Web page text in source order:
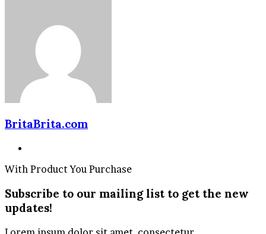
BritaBrita.com
With Product You Purchase
Subscribe to our mailing list to get the new
updates!